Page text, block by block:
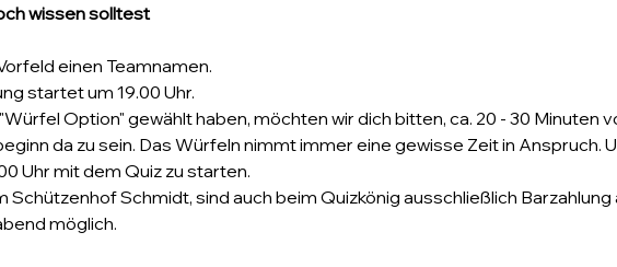
wissen solltest
einen Teamnamen.
startet um 19.00 Uhr.
Option" gewählt haben, möchten wir dich bitten, ca. 20 - 30 Minuten
da zu sein. Das Würfeln nimmt immer eine gewisse Zeit in Anspruch.
Uhr mit dem Quiz zu starten.
Schützenhof Schmidt, sind auch beim Quizkönig ausschließlich Barzahlung
möglich.